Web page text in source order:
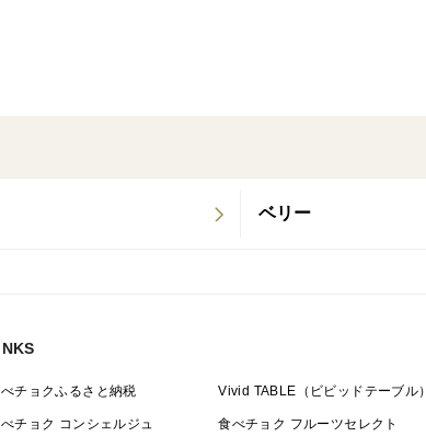
ております。
せんが時間指定は可能です。）
ず注文時に選択をお願い致します。
い日がある場合は事前にご連絡ください
ベリー
チョクふるさと納税 Vivid TABLE（ビビッドテーブル）
チョク コンシェルジュ 食べチョク フルーツセレクト